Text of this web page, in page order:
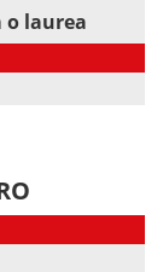
o laurea